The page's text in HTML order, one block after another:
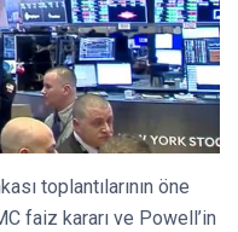
toplantılarının öne
faiz kararı ve Powell’in